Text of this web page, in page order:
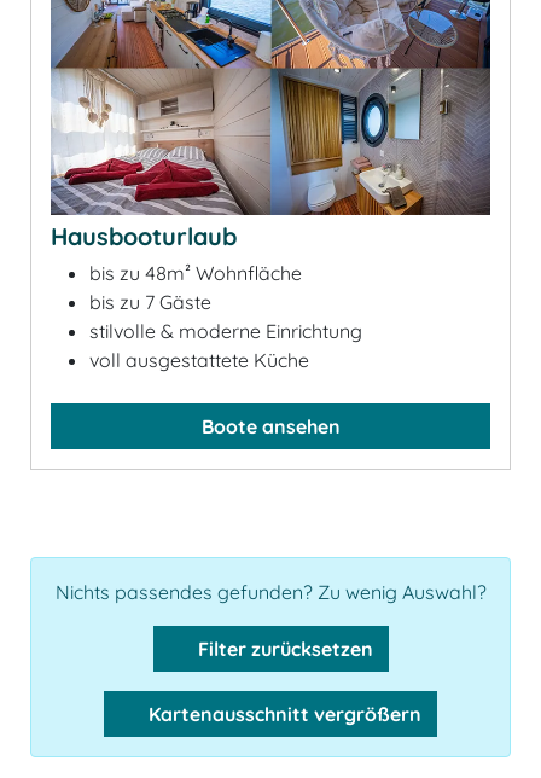
Hausbooturlaub
bis zu 48m² Wohnfläche
bis zu 7 Gäste
stilvolle & moderne Einrichtung
voll ausgestattete Küche
Boote ansehen
Nichts passendes gefunden? Zu wenig Auswahl?
Filter zurücksetzen
Kartenausschnitt vergrößern